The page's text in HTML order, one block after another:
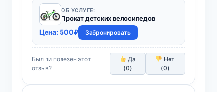
ОБ УСЛУГЕ:
Прокат детских велосипедов
Цена: 500₽ Забронировать
Был ли полезен этот
отзыв?
Да
(0)
Нет
(0)